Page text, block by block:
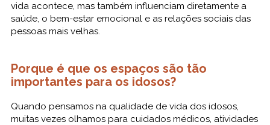
vida acontece, mas também influenciam diretamente a
saúde, o bem-estar emocional e as relações sociais das
pessoas mais velhas.
Porque é que os espaços são tão
importantes para os idosos?
Quando pensamos na qualidade de vida dos idosos,
muitas vezes olhamos para cuidados médicos, atividades